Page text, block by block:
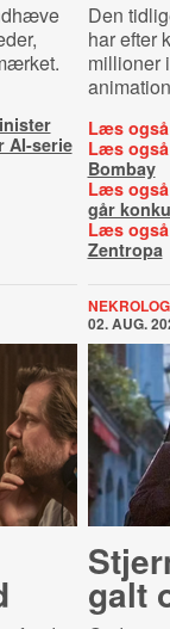
AI-serie
Den
har efter
millioner
Læs
Læs
Bombay
Læs
går
Læs
Zentropa
NEKROLOG
02. AUG.
galt